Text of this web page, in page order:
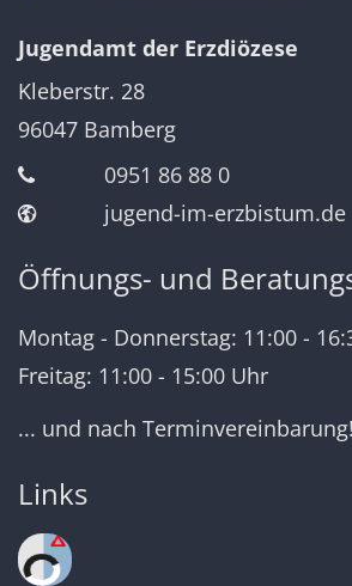
Jugendamt der Erzdiözese
Kleberstr. 28
96047 Bamberg
0951 86 88 0
jugend-im-erzbistum.de
Öffnungs- und
Montag - Donnerstag: 11:00 -
Freitag: 11:00 - 15:00 Uhr
... und nach Terminvereinbarung!
Links